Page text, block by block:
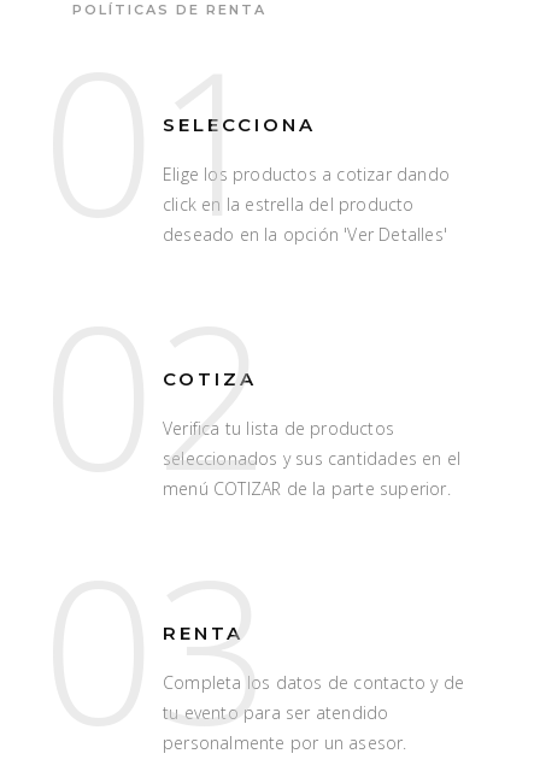
POLÍTICAS DE RENTA
01
SELECCIONA
Elige los productos a cotizar dando
click en la estrella del producto
deseado en la opción 'Ver Detalles'
02
COTIZA
Verifica tu lista de productos
seleccionados y sus cantidades en el
menú COTIZAR de la parte superior.
03
RENTA
Completa los datos de contacto y de
tu evento para ser atendido
personalmente por un asesor.